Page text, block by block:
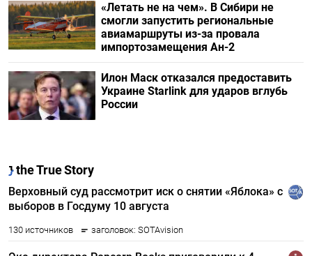
«Летать не на чем». В Сибири не
смогли запустить региональные
авиамаршруты из-за провала
импортозамещения Ан-2
Илон Маск отказался предоставить
Украине Starlink для ударов вглубь
России